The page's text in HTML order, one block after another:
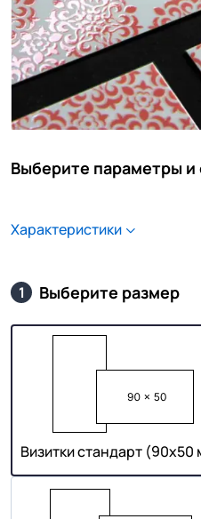
Выберите параметры и
Характеристики
1 Выберите размер
Визитки стандарт (90х50